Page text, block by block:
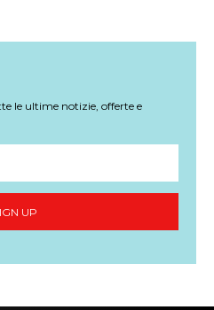
le ultime notizie, offerte e
UP